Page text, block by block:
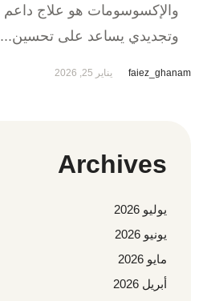
والإكسوسومات هو علاج داعم
وتجديدي يساعد على تحسين...
faiez_ghanam يناير 25, 2026
Archives
يوليو 2026
يونيو 2026
مايو 2026
أبريل 2026